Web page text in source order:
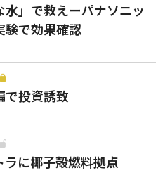
」で救えーパナソニッ
験で効果確認
で投資誘致
に椰子殻燃料拠点